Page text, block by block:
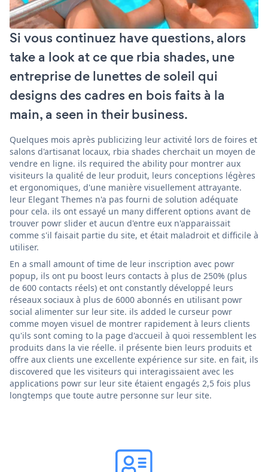
Si vous continuez have questions, alors
take a look at ce que rbia shades, une
entreprise de lunettes de soleil qui
designs des cadres en bois faits à la
main, a seen in their business.
Quelques mois après publicizing leur activité lors de foires et
salons d'artisanat locaux, rbia shades cherchait un moyen de
vendre en ligne. ils required the ability pour montrer aux
visiteurs la qualité de leur produit, leurs conceptions légères
et ergonomiques, d'une manière visuellement attrayante.
leur Elegant Themes n'a pas fourni de solution adéquate
pour cela. ils ont essayé un many different options avant de
trouver powr slider et aucun d'entre eux n'apparaissait
comme s'il faisait partie du site, et était maladroit et difficile à
utiliser.
En a small amount of time de leur inscription avec powr
popup, ils ont pu boost leurs contacts à plus de 250% (plus
de 600 contacts réels) et ont constantly développé leurs
réseaux sociaux à plus de 6000 abonnés en utilisant powr
social alimenter sur leur site. ils added le curseur powr
comme moyen visuel de montrer rapidement à leurs clients
qu'ils sont coming to la page d'accueil à quoi ressemblent les
produits dans la vie réelle. il présente bien leurs produits et
offre aux clients une excellente expérience sur site. en fait, ils
discovered que les visiteurs qui interagissaient avec les
applications powr sur leur site étaient engagés 2,5 fois plus
longtemps que toute autre personne sur leur site.